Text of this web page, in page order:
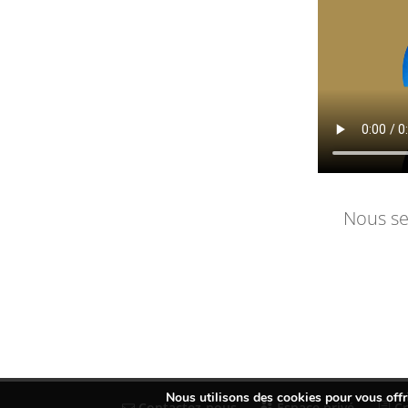
Nous
Nous utilisons des cookies pour vous